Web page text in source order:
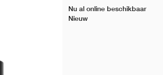
Nu al online beschikbaar
Nieuw